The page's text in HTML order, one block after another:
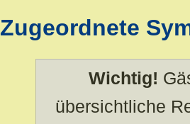
Zugeordnete
Wichtig!
übersichtliche